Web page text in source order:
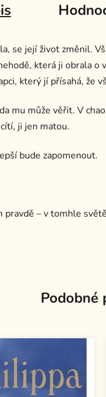
se její život změnil.
která ji obrala o
který jí přísahá, že
mu může věřit. V
ji jen matou.
bude zapomenout.
– v tomhle
Podobné